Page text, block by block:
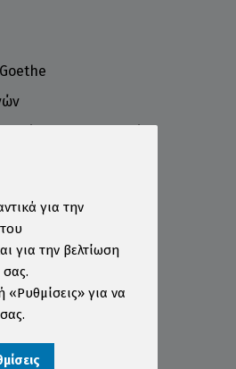
για την
για την βελτίωση
«Ρυθμίσεις» για να